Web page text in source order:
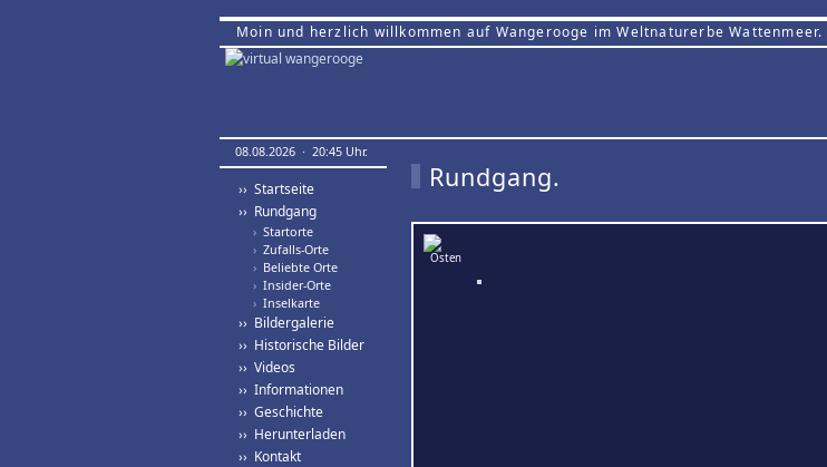
Moin und herzlich willkommen auf Wangerooge im Weltnaturerbe Wattenmeer.
08.08.2026 · 20:45 Uhr.
›› Startseite
›› Rundgang
› Startorte
› Zufalls-Orte
› Beliebte Orte
› Insider-Orte
› Inselkarte
›› Bildergalerie
›› Historische Bilder
›› Videos
›› Informationen
›› Geschichte
›› Herunterladen
›› Kontakt
Rundgang.